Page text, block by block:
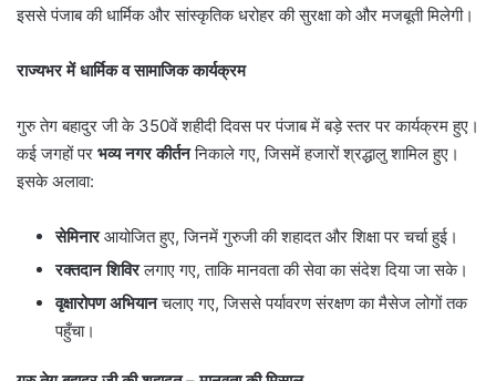
इससे पंजाब की धार्मिक और सांस्कृतिक धरोहर की सुरक्षा को और मजबूती मिलेगी।
राज्यभर में धार्मिक व सामाजिक कार्यक्रम
गुरु तेग बहादुर जी के 350वें शहीदी दिवस पर पंजाब में बड़े स्तर पर कार्यक्रम हुए।
कई जगहों पर भव्य नगर कीर्तननिकाले गए, जिसमें हजारों श्रद्धालु शामिल हुए।
इसके अलावा:
सेमिनारआयोजित हुए, जिनमें गुरुजी की शहादत और शिक्षा पर चर्चा हुई।
रक्तदान शिविरलगाए गए, ताकि मानवता की सेवा का संदेश दिया जा सके।
वृक्षारोपण अभियानचलाए गए, जिससे पर्यावरण संरक्षण का मैसेज लोगों तक
पहुँचा।